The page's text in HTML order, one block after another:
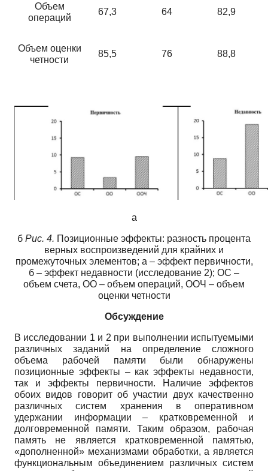
Объем
операций
67,3 64 82,9
Объем оценки
четности
85,5 76 88,8
а
б Рис. 4. Позиционные эффекты: разность процента
верных воспроизведений для крайних и
промежуточных элементов; а – эффект первичности,
б – эффект недавности (исследование 2); ОС –
объем счета, ОО – объем операций, ООЧ – объем
оценки четности
Обсуждение
В исследовании 1 и 2 при выполнении испытуемыми
различных заданий на определение сложного
объема рабочей памяти были обнаружены
позиционные эффекты – как эффекты недавности,
так и эффекты первичности. Наличие эффектов
обоих видов говорит об участии двух качественно
различных систем хранения в оперативном
удержании информации – кратковременной и
долговременной памяти. Таким образом, рабочая
память не является кратковременной памятью,
«дополненной» механизмами обработки, а является
функциональным объединением различных систем